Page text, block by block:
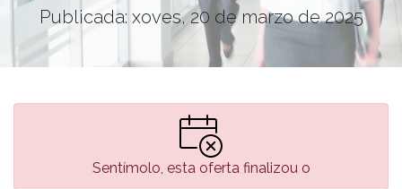
Publicada: xoves, 20 de marzo de 2025
Sentímolo, esta oferta finalizou o